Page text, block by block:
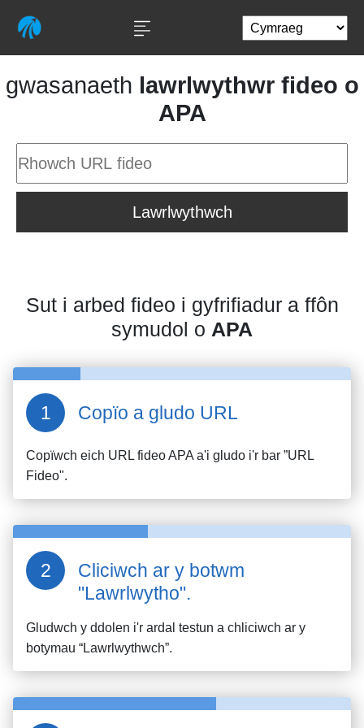
gwasanaeth lawrlwythwr fideo o
APA
Lawrlwythwch
Sut i arbed fideo i gyfrifiadur a ffôn
symudol o APA
Copïo a gludo URL
Copïwch eich URL fideoAPA a'i gludo i'r bar ”URL
Fideo".
Cliciwch ar y botwm
"Lawrlwytho".
Gludwch y ddolen i'r ardal testun a chliciwch ar y
botymau “Lawrlwythwch”.